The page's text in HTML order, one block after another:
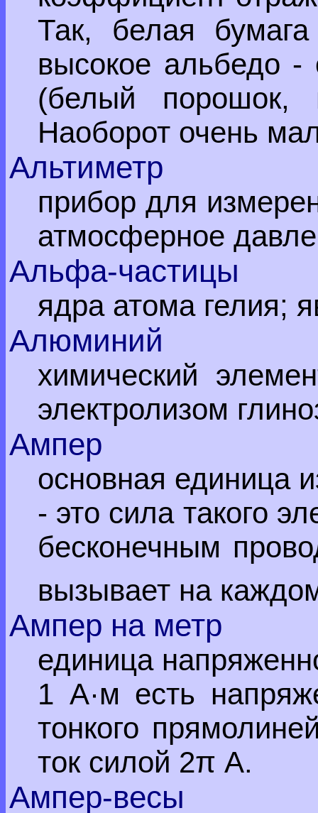
Так, белая
высокое альбедо -
(белый порошок,
Наоборот очень
Альтиметр
прибор для
атмосферное
Альфа-частицы
ядра атома гелия;
Алюминий
химический
электролизом
Ампер
основная единица
- это сила такого
бесконечным
вызывает на
Ампер на метр
единица
1 А·м есть
тонкого
ток силой 2π А.
Ампер-весы